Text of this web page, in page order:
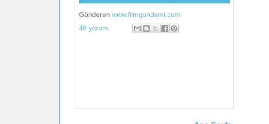
Gönderen www.filmgundemi.com
48 yorum: